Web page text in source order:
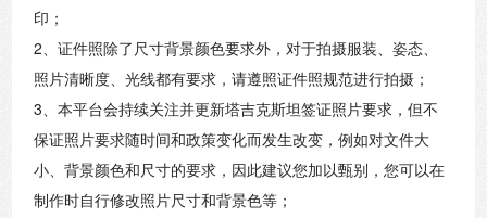
印；
2、证件照除了尺寸背景颜色要求外，对于拍摄服装、姿态、
照片清晰度、光线都有要求，请遵照证件照规范进行拍摄；
3、本平台会持续关注并更新塔吉克斯坦签证照片要求，但不
保证照片要求随时间和政策变化而发生改变，例如对文件大
小、背景颜色和尺寸的要求，因此建议您加以甄别，您可以在
制作时自行修改照片尺寸和背景色等；